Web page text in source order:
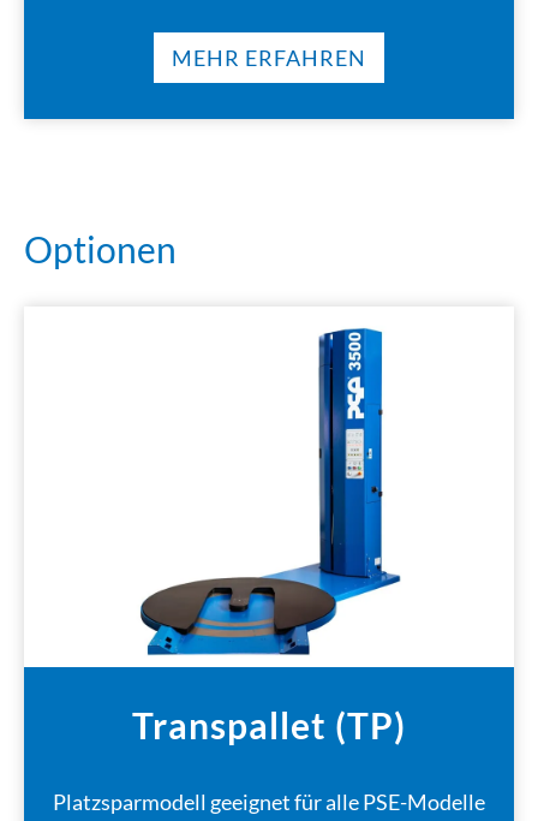
MEHR ERFAHREN
Optionen
Transpallet (TP)
Platzsparmodell geeignet für alle PSE-Modelle